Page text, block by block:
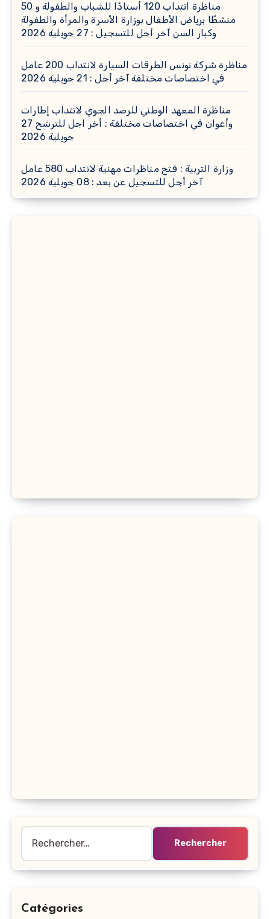
مناظرة انتداب 120 أستاذًا للشباب والطفولة و 50
منشطًا برياض الأطفال بوزارة الأسرة والمرأة والطفولة
وكبار السن آخر أجل للتسجيل : 27 جويلية 2026
مناظرة شركة تونس الطرقات السيارة لانتداب 200 عامل
في اختصاصات مختلفة آخر أجل : 21 جويلية 2026
مناظرة المعهد الوطني للرصد الجوي لانتداب إطارات
وأعوان في اختصاصات مختلفة : أخر اجل للترشح 27
جويلية 2026
وزارة التربية : فتح مناظرات مهنية لانتداب 580 عامل
آخر أجل للتسجيل عن بعد : 08 جويلية 2026
Catégories